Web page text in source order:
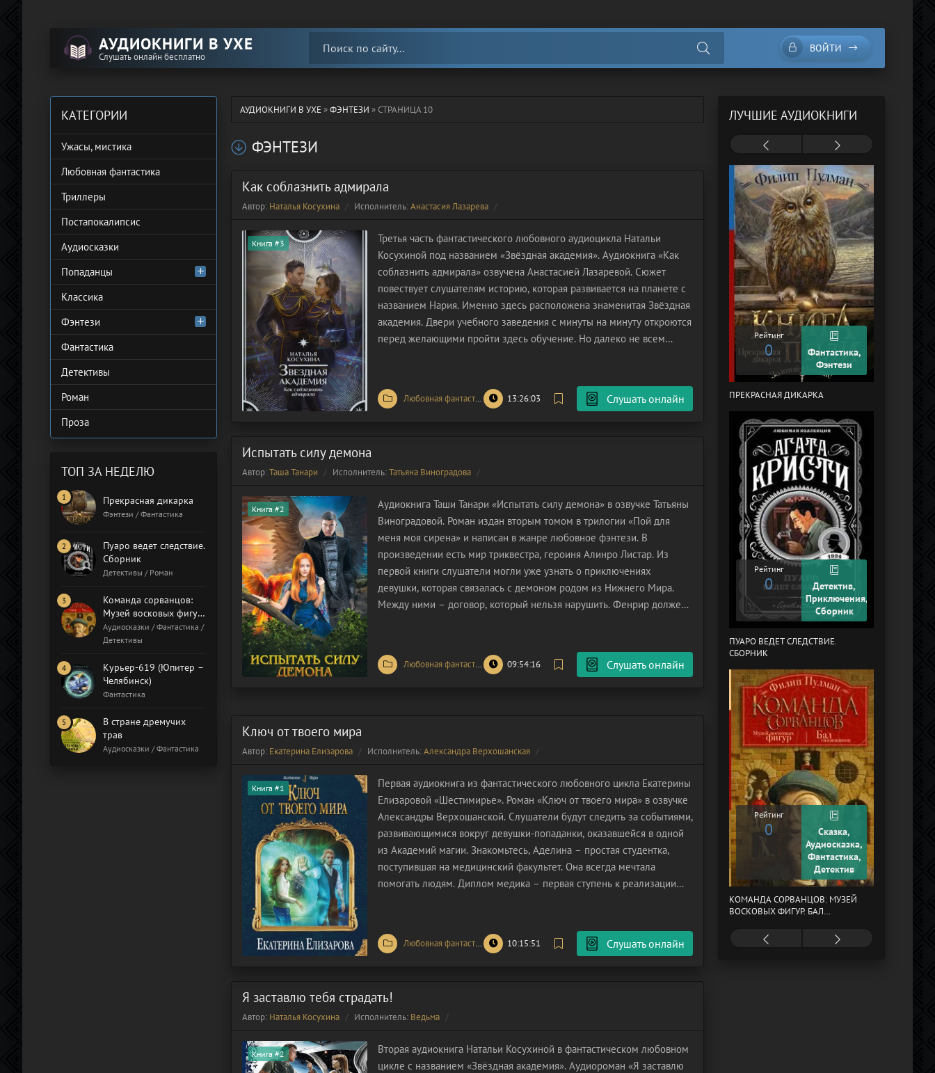
АУДИОКНИГИ В УХЕ
Слушать онлайн бесплатно
ВОЙТИ
АУДИОКНИГИ В УХЕ»ФЭНТЕЗИ » СТРАНИЦА 10
ФЭНТЕЗИ
Как соблазнить адмирала
Автор: Наталья Косухина Исполнитель:Анастасия Лазарева
Книга #3
Третья часть фантастического любовного аудиоцикла Натальи
Косухиной под названием «Звёздная академия». Аудиокнига «Как
соблазнить адмирала» озвучена Анастасией Лазаревой. Сюжет
повествует слушателям историю, которая развивается на планете с
названием Нария. Именно здесь расположена знаменитая Звёздная
академия. Двери учебного заведения с минуты на минуту откроются
перед желающими пройти здесь обучение. Но далеко не всем
Любовная фантастика /Фэнтези
13:26:03 Слушать онлайн
Испытать силу демона
Автор:Таша Танари Исполнитель:Татьяна Виноградова
Книга #2
Аудиокнига Таши Танари «Испытать силу демона» в озвучке Татьяны
Виноградовой. Роман издан вторым томом в трилогии «Пой для
меня моя сирена» и написан в жанре любовное фэнтези. В
произведении есть мир триквестра, героиня Алинро Листар. Из
первой книги слушатели могли уже узнать о приключениях
девушки, которая связалась с демоном родом из Нижнего Мира.
Между ними – договор, который нельзя нарушить. Фенрир должен
Любовная фантастика /Фэнтези
09:54:16 Слушать онлайн
Ключ от твоего мира
Автор: Екатерина Елизарова Исполнитель:Александра Верхошанская
Книга #1
Первая аудиокнига из фантастического любовного цикла Екатерины
Елизаровой «Шестимирье». Роман «Ключ от твоего мира» в озвучке
Александры Верхошанской. Слушатели будут следить за событиями,
развивающимися вокруг девушки-попаданки, оказавшейся в одной
из Академий магии. Знакомьтесь, Аделина – простая студентка,
поступившая на медицинский факультет. Она всегда мечтала
помогать людям. Диплом медика – первая ступень к реализации
Любовная фантастика /Фэнтези
10:15:51 Слушать онлайн
Я заставлю тебя страдать!
Автор: Наталья Косухина Исполнитель: Ведьма
Книга #2
Вторая аудиокнига Натальи Косухиной в фантастическом любовном
цикле с названием «Звёздная академия». Аудиороман «Я заставлю
КАТЕГОРИИ
Ужасы, мистика
Любовная фантастика
Триллеры
Постапокалипсис
Аудиосказки
Попаданцы
Классика
Фэнтези
Фантастика
Детективы
Роман
Проза
ТОП ЗА НЕДЕЛЮ
Прекрасная дикарка
Фэнтези / Фантастика
Пуаро ведет следствие.
Сборник
Детективы / Роман
Команда сорванцов:
Музей восковых фигур.
Бал газовщиков
Аудиосказки / Фантастика /
Детективы
Курьер-619 (Юпитер –
Челябинск)
Фантастика
В стране дремучих
трав
Аудиосказки / Фантастика
ЛУЧШИЕ АУДИОКНИГИ
Рейтинг
0
Фантастика,
Фэнтези
ПРЕКРАСНАЯ ДИКАРКА
Рейтинг
0
Детектив,
Приключения,
Сборник
ПУАРО ВЕДЕТ СЛЕДСТВИЕ.
СБОРНИК
Рейтинг
0
Сказка,
Аудиосказка,
Фантастика,
Детектив
КОМАНДА СОРВАНЦОВ: МУЗЕЙ
ВОСКОВЫХ ФИГУР. БАЛ